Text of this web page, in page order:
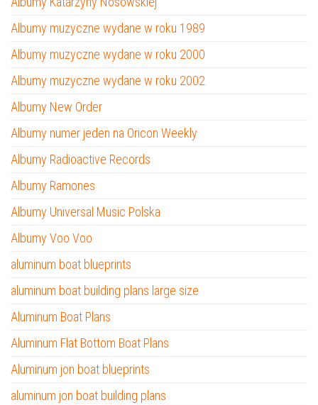
Albumy muzyczne wydane w roku 1989
Albumy muzyczne wydane w roku 2000
Albumy muzyczne wydane w roku 2002
Albumy New Order
Albumy numer jeden na Oricon Weekly
Albumy Radioactive Records
Albumy Ramones
Albumy Universal Music Polska
Albumy Voo Voo
aluminum boat blueprints
aluminum boat building plans large size
Aluminum Boat Plans
Aluminum Flat Bottom Boat Plans
Aluminum jon boat blueprints
aluminum jon boat building plans